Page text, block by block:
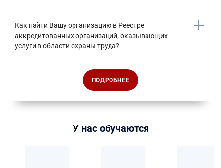
Как найти Вашу организацию в Реестре
аккредитованных организаций, оказывающих
услуги в области охраны труда?
ПОДРОБНЕЕ
У нас обучаются